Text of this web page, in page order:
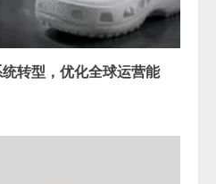
转型，优化全球运营能